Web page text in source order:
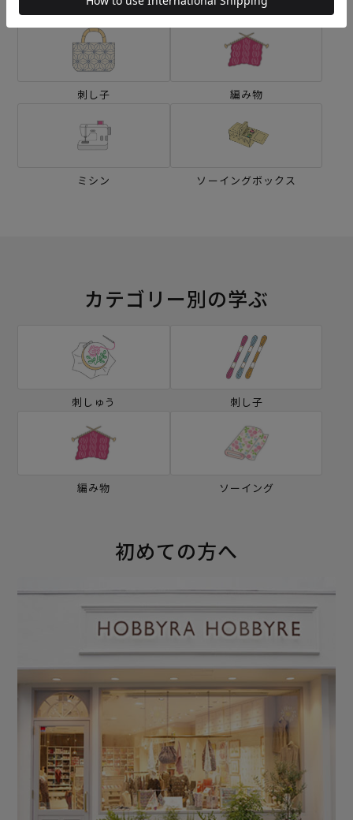
生地 キット
刺し子 編み物
ミシン ソーイングボックス
カテゴリー別の学ぶ
刺しゅう 刺し子
編み物 ソーイング
初めての方へ